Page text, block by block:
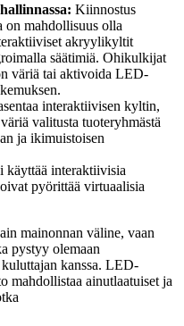
Kiinnostus
on mahdollisuus olla
akryylikyltit
säätimiä. Ohikulkijat
väriä tai aktivoida LED-
interaktiivisen kyltin,
valitusta tuoteryhmästä
ja ikimuistoisen
käyttää interaktiivisia
pyörittää virtuaalisia
mainonnan väline, vaan
pystyy olemaan
kanssa. LED-
mahdollistaa ainutlaatuiset ja